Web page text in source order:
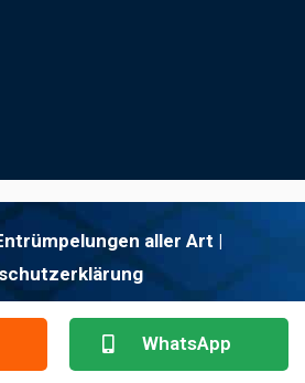
aller Art |
WhatsApp